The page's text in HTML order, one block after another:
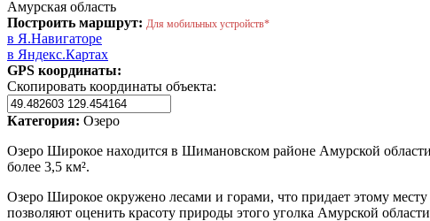
Амурская область
Построить маршрут: Для мобильных устройств*
в Я.Навигаторе
в Яндекс.Картах
GPS координаты:
Скопировать координаты объекта:
Категория: Озеро
Озеро Широкое находится в Шимановском районе Амурской
более 3,5 км².
Озеро Широкое окружено лесами и горами, что придает этому
позволяют оценить красоту природы этого уголка Амурской